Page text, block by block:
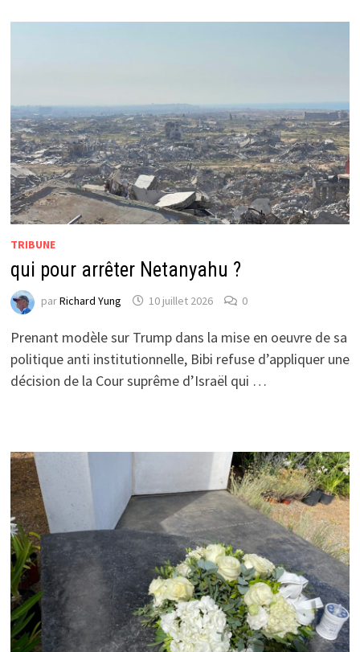
TRIBUNE
qui pour arrêter Netanyahu ?
parRichard Yung 10 juillet 2026 0
Prenant modèle sur Trump dans la mise en oeuvre de sa
politique anti institutionnelle, Bibi refuse d’appliquer une
décision de la Cour suprême d’Israël qui …